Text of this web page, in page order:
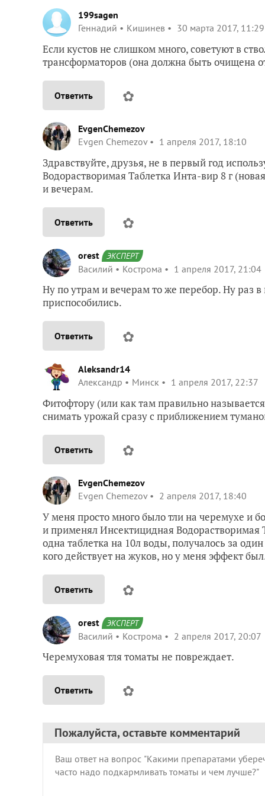
199sagen
Геннадий
Кишинев 30 марта 2017, 11:29
Если кустов не слишком много, советуют в
трансформаторов (она должна быть очищена
Ответить ✿
EvgenChemezov
Evgen Chemezov
1 апреля 2017, 18:10
Здравствуйте, друзья, не в первый год
Водорастворимая Таблетка Инта-вир 8 г
и вечерам.
Ответить ✿
orest ЭКСПЕРТ
Василий Кострома 1 апреля 2017, 21:04
Ну по утрам и вечерам то же перебор. Ну раз
приспособились.
Ответить ✿
Aleksandr14
Александр
Минск 1 апреля 2017, 22:37
Фитофтору (или как там правильно
снимать урожай сразу с приближением
Ответить ✿
EvgenChemezov
Evgen Chemezov
2 апреля 2017, 18:40
У меня просто много было тли на черемухе и
и применял Инсектицидная Водорастворимая
одна таблетка на 10л воды, получалось за
кого действует на жуков, но у меня эффект
Ответить ✿
orest ЭКСПЕРТ
Василий Кострома 2 апреля 2017, 20:07
Черемуховая тля томаты не повреждает.
Ответить ✿
Пожалуйста, оставьте комментарий